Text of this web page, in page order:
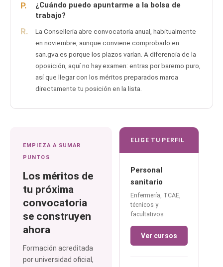
P.
¿Cuándo puedo apuntarme a la bolsa de
trabajo?
R.
La Conselleria abre convocatoria anual, habitualmente
en noviembre, aunque conviene comprobarlo en
san.gva.es porque los plazos varían. A diferencia de la
oposición, aquí no hay examen: entras por baremo puro,
así que llegar con los méritos preparados marca
directamente tu posición en la lista.
EMPIEZA A SUMAR
PUNTOS
Los méritos de
tu próxima
convocatoria
se construyen
ahora
Formación acreditada
por universidad oficial,
ELIGE TU PERFIL
Personal
sanitario
Enfermería, TCAE,
técnicos y
facultativos
Ver cursos